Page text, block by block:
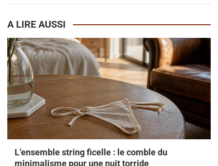
A LIRE AUSSI
L’ensemble string ficelle : le comble du
minimalisme pour une nuit torride